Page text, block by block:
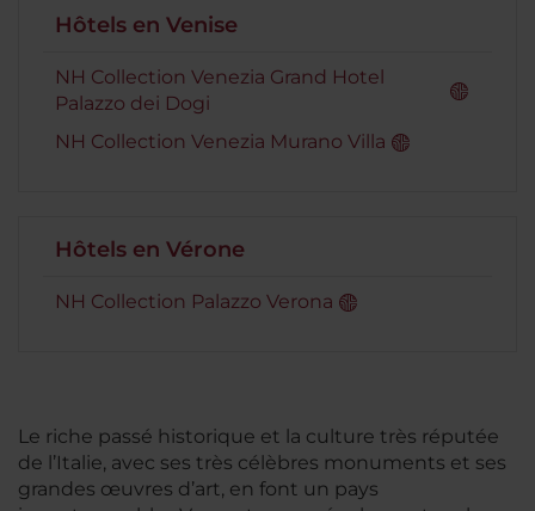
Hôtels en Venise
NH Collection Venezia Grand Hotel
Palazzo dei Dogi
NH Collection Venezia Murano Villa
Hôtels en Vérone
NH Collection Palazzo Verona
Le riche passé historique et la culture très réputée
de l’Italie, avec ses très célèbres monuments et ses
grandes œuvres d’art, en font un pays